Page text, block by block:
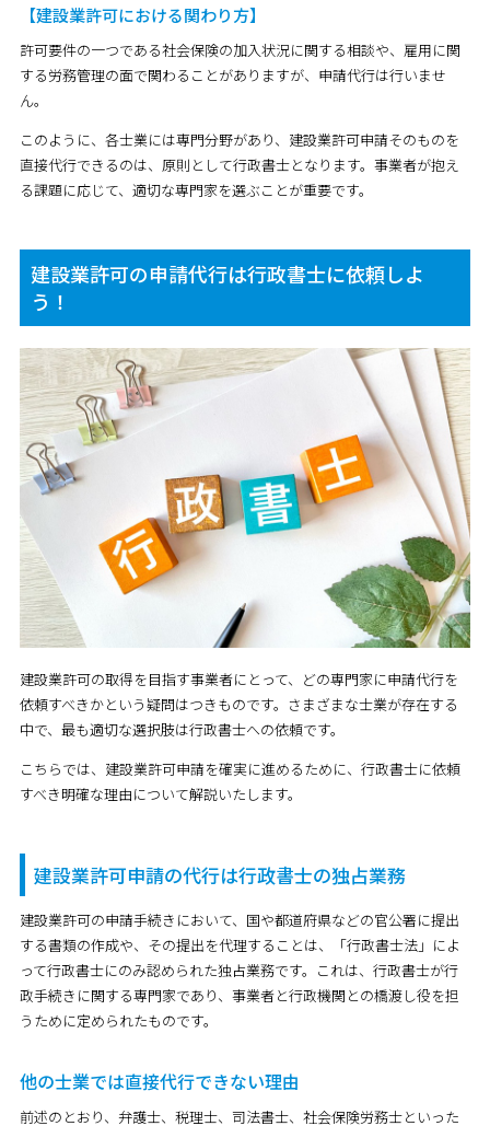
【建設業許可における関わり方】
許可要件の一つである社会保険の加入状況に関する相談や、雇用に関
する労務管理の面で関わることがありますが、申請代行は行いませ
ん。
このように、各士業には専門分野があり、建設業許可申請そのものを
直接代行できるのは、原則として行政書士となります。事業者が抱え
る課題に応じて、適切な専門家を選ぶことが重要です。
建設業許可の申請代行は行政書士に依頼しよ
う！
建設業許可の取得を目指す事業者にとって、どの専門家に申請代行を
依頼すべきかという疑問はつきものです。さまざまな士業が存在する
中で、最も適切な選択肢は行政書士への依頼です。
こちらでは、建設業許可申請を確実に進めるために、行政書士に依頼
すべき明確な理由について解説いたします。
建設業許可申請の代行は行政書士の独占業務
建設業許可の申請手続きにおいて、国や都道府県などの官公署に提出
する書類の作成や、その提出を代理することは、「行政書士法」によ
って行政書士にのみ認められた独占業務です。これは、行政書士が行
政手続きに関する専門家であり、事業者と行政機関との橋渡し役を担
うために定められたものです。
他の士業では直接代行できない理由
前述のとおり、弁護士、税理士、司法書士、社会保険労務士といった